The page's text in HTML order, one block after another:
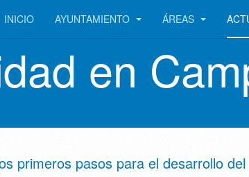
INICIO AYUNTAMIENTO ÁREAS
en
primeros pasos para el desarrollo